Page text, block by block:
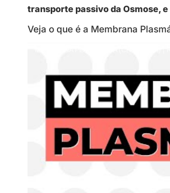
transporte passivo da Osmose, e
Veja o que é a Membrana